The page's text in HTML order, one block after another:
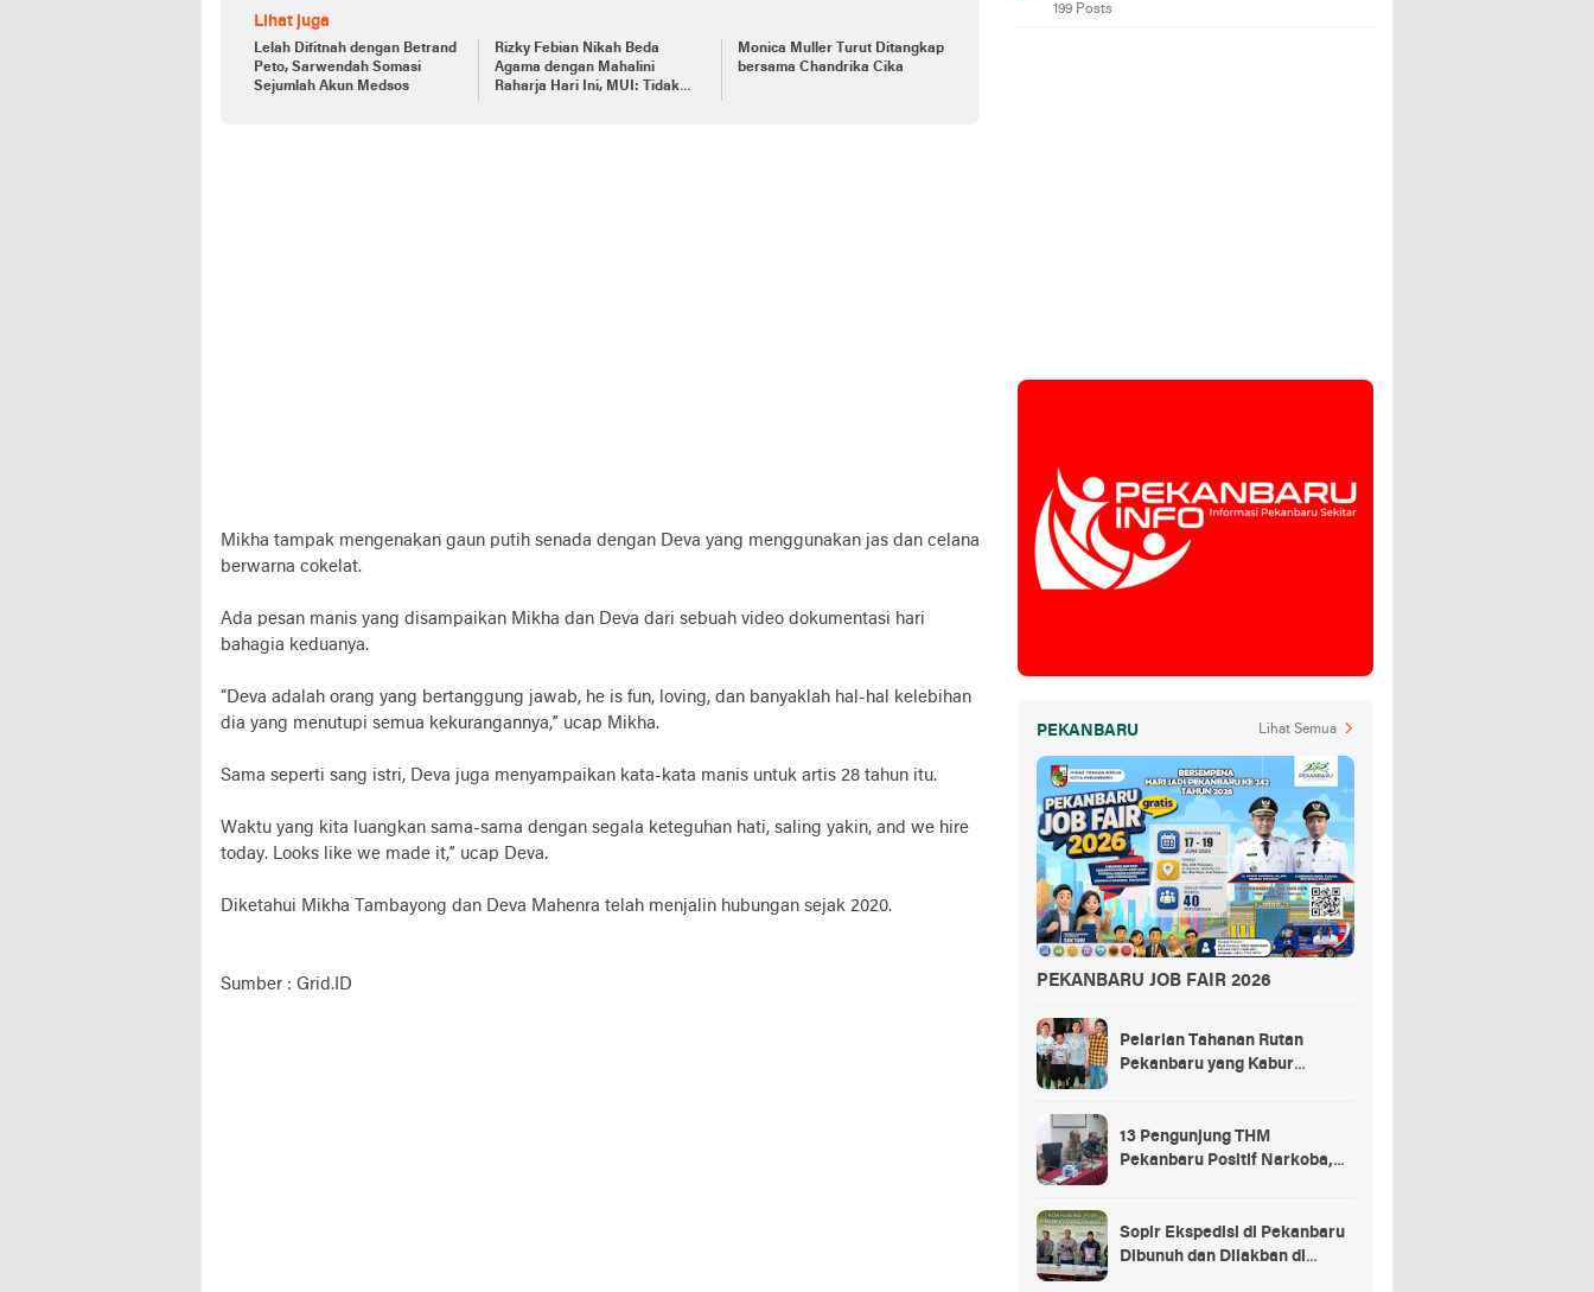
Lihat juga
Lelah Difitnah dengan Betrand
Peto, Sarwendah Somasi
Sejumlah Akun Medsos
Rizky Febian Nikah Beda
Agama dengan Mahalini
Raharja Hari Ini, MUI: Tidak
Monica Muller Turut Ditangkap
bersama Chandrika Cika
Mikha tampak mengenakan gaun putih senada dengan Deva yang menggunakan jas dan celana
berwarna cokelat.
Ada pesan manis yang disampaikan Mikha dan Deva dari sebuah video dokumentasi hari
bahagia keduanya.
“Deva adalah orang yang bertanggung jawab, he is fun, loving, dan banyaklah hal-hal kelebihan
dia yang menutupi semua kekurangannya,” ucap Mikha.
Sama seperti sang istri, Deva juga menyampaikan kata-kata manis untuk artis 28 tahun itu.
Waktu yang kita luangkan sama-sama dengan segala keteguhan hati, saling yakin, and we hire
today. Looks like we made it,” ucap Deva.
Diketahui Mikha Tambayong dan Deva Mahenra telah menjalin hubungan sejak 2020.
Sumber : Grid.ID
199 Posts
PEKANBARU Lihat Semua
PEKANBARU JOB FAIR 2026
Pelarian Tahanan Rutan
Pekanbaru yang Kabur
13 Pengunjung THM
Pekanbaru Positif Narkoba,
Sopir Ekspedisi di Pekanbaru
Dibunuh dan Dilakban di